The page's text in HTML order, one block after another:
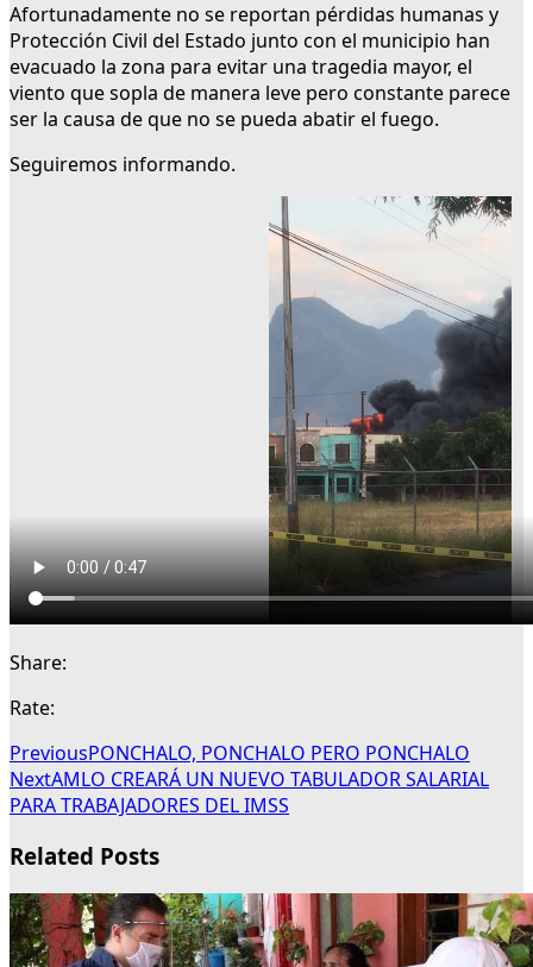
Afortunadamente no se reportan pérdidas humanas y
Protección Civil del Estado junto con el municipio han
evacuado la zona para evitar una tragedia mayor, el
viento que sopla de manera leve pero constante parece
ser la causa de que no se pueda abatir el fuego.
Seguiremos informando.
Share:
Rate:
PreviousPONCHALO, PONCHALO PERO PONCHALO
NextAMLO CREARÁ UN NUEVO TABULADOR SALARIAL
PARA TRABAJADORES DEL IMSS
Related Posts